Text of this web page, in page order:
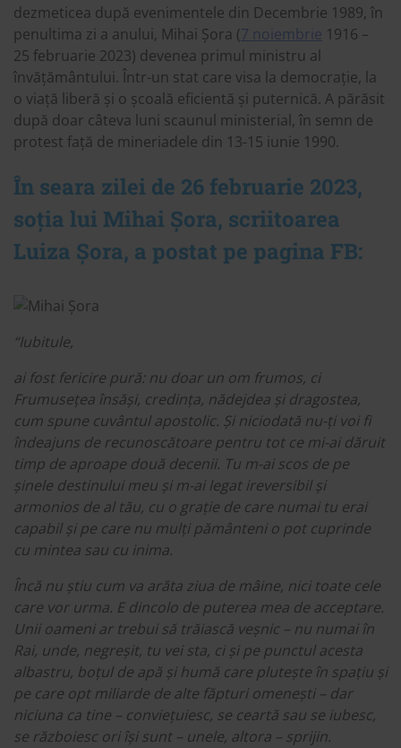
dezmeticea după evenimentele din Decembrie 1989, în
penultima zi a anului, Mihai Șora (7 noiembrie 1916 –
25 februarie 2023) devenea primul ministru al
învățământului. Într-un stat care visa la democrație, la
o viață liberă și o școală eficientă și puternică. A părăsit
după doar câteva luni scaunul ministerial, în semn de
protest față de mineriadele din 13-15 iunie 1990.
În seara zilei de 26 februarie 2023,
soția lui Mihai Șora, scriitoarea
Luiza Șora, a postat pe pagina FB:
“Iubitule,
ai fost fericire pură: nu doar un om frumos, ci
Frumusețea însăși, credința, nădejdea și dragostea,
cum spune cuvântul apostolic. Și niciodată nu-ți voi fi
îndeajuns de recunoscătoare pentru tot ce mi-ai dăruit
timp de aproape două decenii. Tu m-ai scos de pe
șinele destinului meu și m-ai legat ireversibil și
armonios de al tău, cu o grație de care numai tu erai
capabil și pe care nu mulți pământeni o pot cuprinde
cu mintea sau cu inima.
Încă nu știu cum va arăta ziua de mâine, nici toate cele
care vor urma. E dincolo de puterea mea de acceptare.
Unii oameni ar trebui să trăiască veșnic – nu numai în
Rai, unde, negreșit, tu vei sta, ci și pe punctul acesta
albastru, boțul de apă și humă care plutește în spațiu și
pe care opt miliarde de alte făpturi omenești – dar
niciuna ca tine – conviețuiesc, se ceartă sau se iubesc,
se războiesc ori își sunt – unele, altora – sprijin.